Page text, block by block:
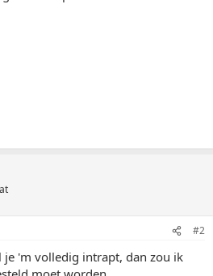
#2
'm volledig intrapt, dan zou ik